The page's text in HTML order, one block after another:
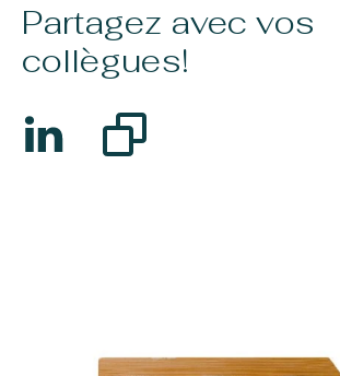
Partagez avec vos
collègues!